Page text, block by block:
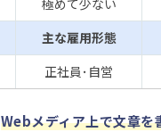
極めて少ない
主な雇用形態
正社員･自営
Webメディア上で文章を